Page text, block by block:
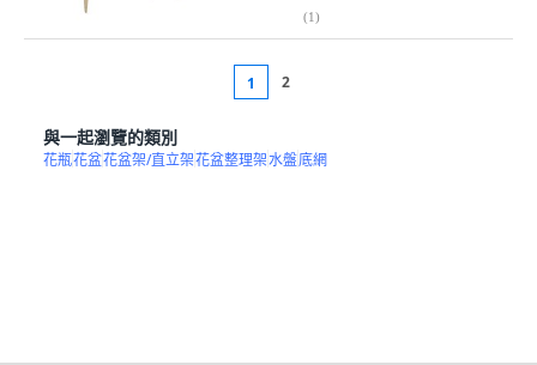
(1)
1 2
與一起瀏覽的類別
花瓶花盆花盆架/直立架花盆整理架水盤底網